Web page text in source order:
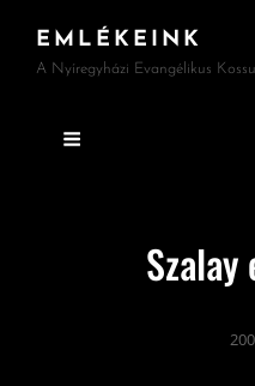
EMLÉKEINK
A Nyíregyházi Evangélikus